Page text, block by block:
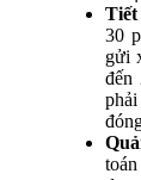
Tiết
30
gửi
đến